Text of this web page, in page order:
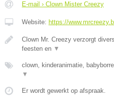
E-mail › Clown Mister Creezy
Website: https://
Clown Mr. Creezy verzorgt
feesten en ▼
clown, kinderanimatie,
▼
Er wordt gewerkt op afspraak.